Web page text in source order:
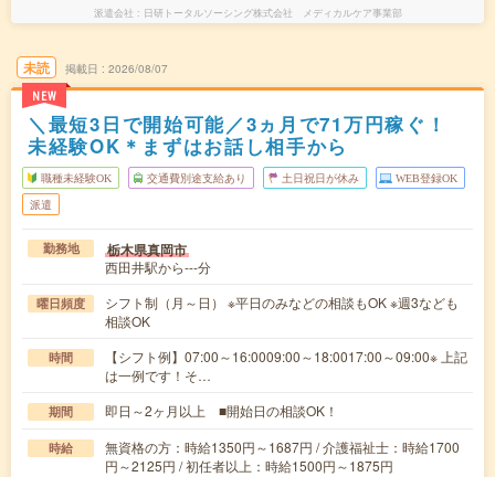
派遣会社 日研トータルソーシング株式会社 メディカルケア事業部
未読
NEW
掲載日 2026/08/07
＼最短3日で開始可能／3ヵ月で71万円稼ぐ！
未経験OK＊まずはお話し相手から
職種未経験OK 交通費別途支給あり 土日祝日が休み WEB登録OK
派遣
勤務地 栃木県真岡市
西田井駅から---分
曜日頻度
シフト制（月～日） ※平日のみなどの相談もOK ※週3なども
相談OK
時間
【シフト例】07:00～16:0009:00～18:0017:00～09:00※ 上記
は一例です！そ…
期間 即日～2ヶ月以上 ■開始日の相談OK！
時給
無資格の方：時給1350円～1687円 / 介護福祉士：時給1700
円～2125円 / 初任者以上：時給1500円～1875円